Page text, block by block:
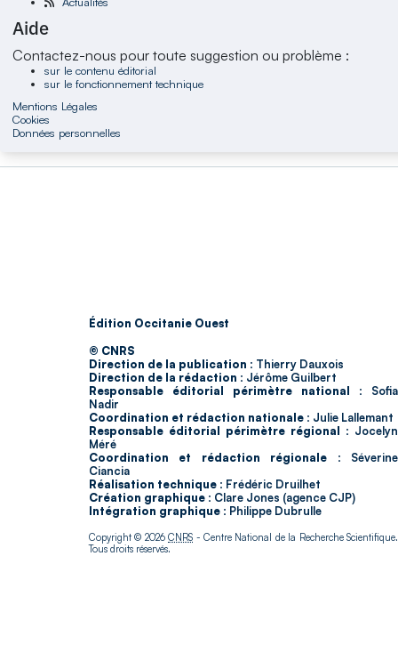
Aide
Contactez-nous pour toute suggestion ou problème :
sur le contenu éditorial
sur le fonctionnement technique
Mentions Légales
Cookies
Données personnelles
Édition Occitanie Ouest
© CNRS
Direction de la publication : Thierry Dauxois
Direction de la rédaction : Jérôme Guilbert
Responsable éditorial périmètre national : Sofia
Nadir
Coordination et rédaction nationale : Julie Lallemant
Responsable éditorial périmètre régional : Jocelyn
Méré
Coordination et rédaction régionale : Séverine
Ciancia
Réalisation technique : Frédéric Druilhet
Création graphique : Clare Jones (agence CJP)
Intégration graphique : Philippe Dubrulle
Copyright © 2026CNRS - Centre National de la Recherche Scientifique.
Tous droits réservés.